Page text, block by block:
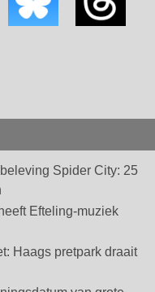
Spider City: 25
Efteling-muziek
Haags pretpark draait